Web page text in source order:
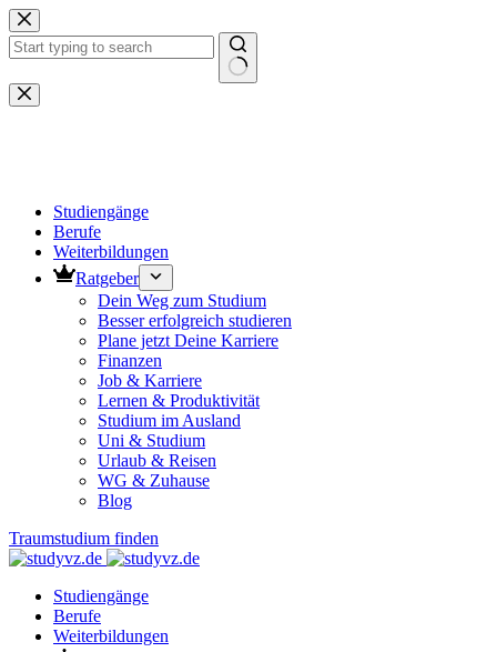
Zum
Inhalt
springen
Keine
Ergebnisse
Studiengänge
Berufe
Weiterbildungen
Ratgeber
Dein Weg zum Studium
Besser erfolgreich studieren
Plane jetzt Deine Karriere
Finanzen
Job & Karriere
Lernen & Produktivität
Studium im Ausland
Uni & Studium
Urlaub & Reisen
WG & Zuhause
Blog
Traumstudium finden
Studiengänge
Berufe
Weiterbildungen